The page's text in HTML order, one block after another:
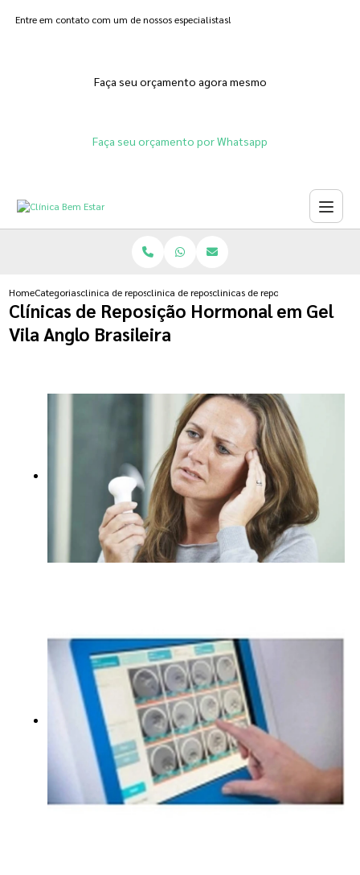
Entre em contato com um de nossos especialistas!
Faça seu orçamento agora mesmo
Faça seu orçamento por Whatsapp
HomeCategoriasclinica de reposicao hormonalclinica de reposicao hormonal na menopausa
clinicas de reposicao hormonal
Clínicas de Reposição Hormonal em Gel
Vila Anglo Brasileira